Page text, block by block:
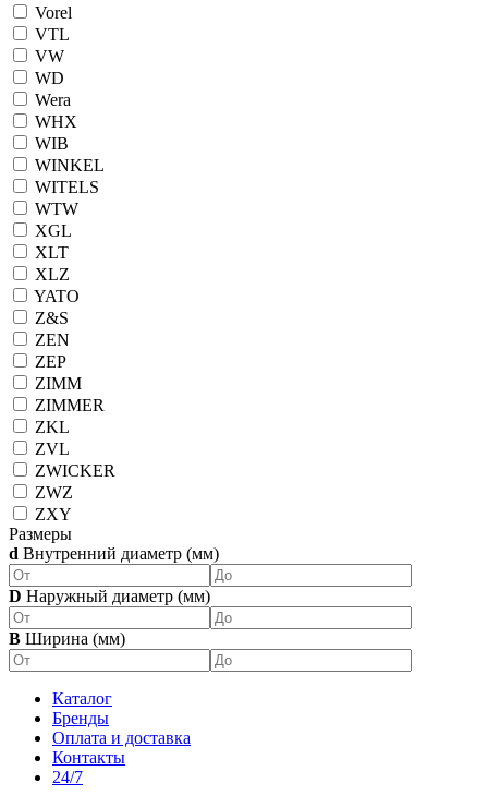
Vorel
VTL
VW
WD
Wera
WHX
WIB
WINKEL
WITELS
WTW
XGL
XLT
XLZ
YATO
Z&S
ZEN
ZEP
ZIMM
ZIMMER
ZKL
ZVL
ZWICKER
ZWZ
ZXY
Размеры
d Внутренний диаметр (мм)
D Наружный диаметр (мм)
B Ширина (мм)
Каталог
Бренды
Оплата и доставка
Контакты
24/7